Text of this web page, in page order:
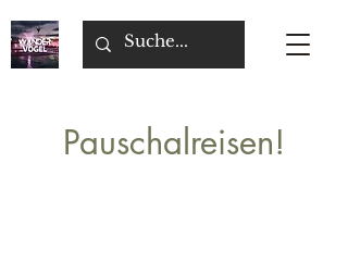
Pauschalreisen!